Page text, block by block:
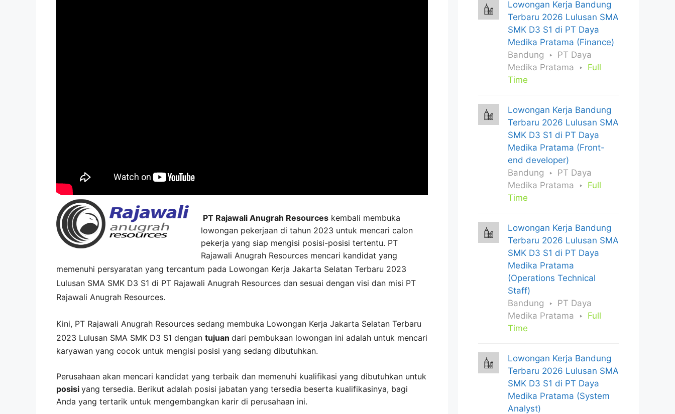
PT Rajawali Anugrah Resources kembali membuka
lowongan pekerjaan di tahun 2023 untuk mencari calon
pekerja yang siap mengisi posisi-posisi tertentu. PT
Rajawali Anugrah Resources mencari kandidat yang
memenuhi persyaratan yang tercantum pada Lowongan Kerja Jakarta Selatan Terbaru 2023
Lulusan SMA SMK D3 S1 di PT Rajawali Anugrah Resources dan sesuai dengan visi dan misi PT
Rajawali Anugrah Resources.
Kini, PT Rajawali Anugrah Resources sedang membuka Lowongan Kerja Jakarta Selatan Terbaru
2023 Lulusan SMA SMK D3 S1 dengan tujuan dari pembukaan lowongan ini adalah untuk mencari
karyawan yang cocok untuk mengisi posisi yang sedang dibutuhkan.
Perusahaan akan mencari kandidat yang terbaik dan memenuhi kualifikasi yang dibutuhkan untuk
posisi yang tersedia. Berikut adalah posisi jabatan yang tersedia beserta kualifikasinya, bagi
Anda yang tertarik untuk mengembangkan karir di perusahaan ini.
Lowongan Kerja Bandung
Terbaru 2026 Lulusan SMA
SMK D3 S1 di PT Daya
Medika Pratama (Finance)
Bandung
PT Daya
Medika Pratama
Full
Time
Lowongan Kerja Bandung
Terbaru 2026 Lulusan SMA
SMK D3 S1 di PT Daya
Medika Pratama (Front-
end developer)
Bandung
PT Daya
Medika Pratama
Full
Time
Lowongan Kerja Bandung
Terbaru 2026 Lulusan SMA
SMK D3 S1 di PT Daya
Medika Pratama
(Operations Technical
Staff)
Bandung
PT Daya
Medika Pratama
Full
Time
Lowongan Kerja Bandung
Terbaru 2026 Lulusan SMA
SMK D3 S1 di PT Daya
Medika Pratama (System
Analyst)